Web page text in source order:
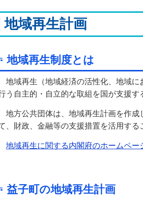
約システム
地域再生計画
地域再生制度とは
地域再生（地域経済の活性化、地域に
う自主的・自立的な取組を国が支援す
地方公共団体は、地域再生計画を作成
、財政、金融等の支援措置を活用する
地域再生に関する内閣府のホームペー
益子町の地域再生計画